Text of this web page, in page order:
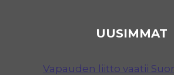
UUSIMMAT
Vapauden liitto vaatii